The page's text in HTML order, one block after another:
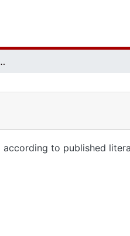
according to published literature resources
to published